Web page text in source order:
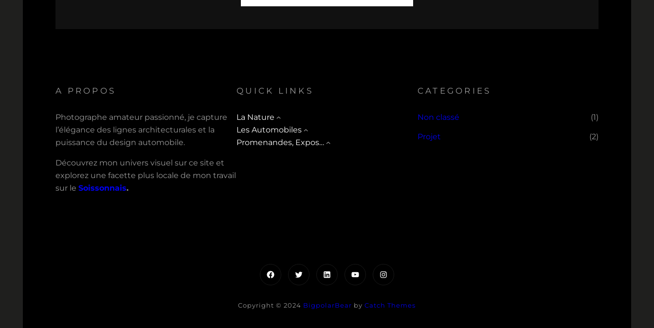
A PROPOS
Photographe amateur passionné, je capture
l’élégance des lignes architecturales et la
puissance du design automobile.
Découvrez mon univers visuel sur ce site et
explorez une facette plus locale de mon travail
sur leSoissonnais.
QUICK LINKS
La Nature
Les Automobiles
Promenandes, Expos…
CATEGORIES
Non classé (1)
Projet (2)
FacebookTwitterLinkedInYouTubeInstagram
Copyright © 2024 BigpolarBear byCatch Themes